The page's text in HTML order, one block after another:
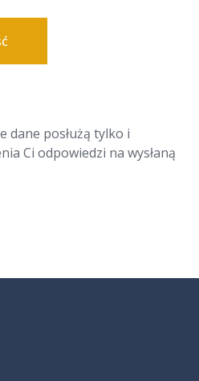
dane posłużą tylko i
Ci odpowiedzi na wysłaną